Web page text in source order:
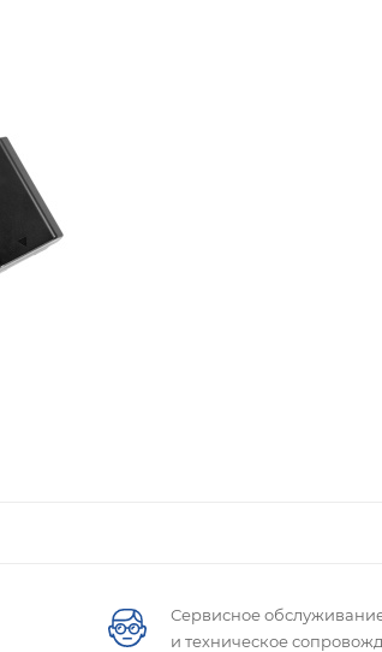
Сервисное
и техническое